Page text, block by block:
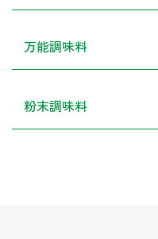
万能調味料
粉末調味料